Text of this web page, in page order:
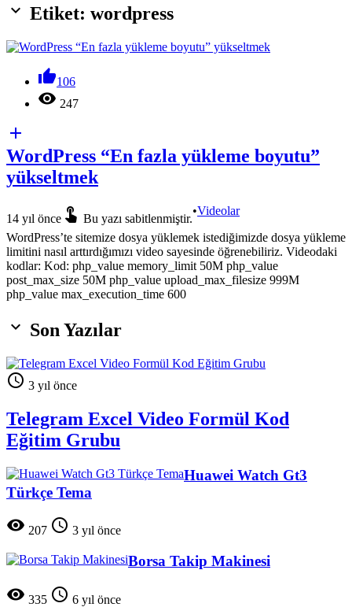
keyboard_arrow_down Etiket: wordpress
106
 247

WordPress “En fazla yükleme boyutu”
yükseltmek
14 yıl önce  Bu yazı sabitlenmiştir.
•Videolar
WordPress’te sitemize dosya yüklemek istediğimizde dosya yükleme
limitini nasıl arttırdığımızı video sayesinde öğrenebiliriz. Videodaki
kodlar: Kod: php_value memory_limit 50M php_value
post_max_size 50M php_value upload_max_filesize 999M
php_value max_execution_time 600
 Son Yazılar
 3 yıl önce
Telegram Excel Video Formül Kod
Eğitim Grubu
Huawei Watch Gt3
Türkçe Tema
 207  3 yıl önce
Borsa Takip Makinesi
 335  6 yıl önce